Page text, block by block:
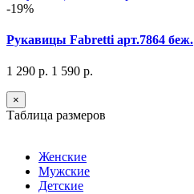
-19%
Рукавицы Fabretti арт.7864 беж.
1 290 р. 1 590 р.
×
Таблица размеров
Женские
Мужские
Детские